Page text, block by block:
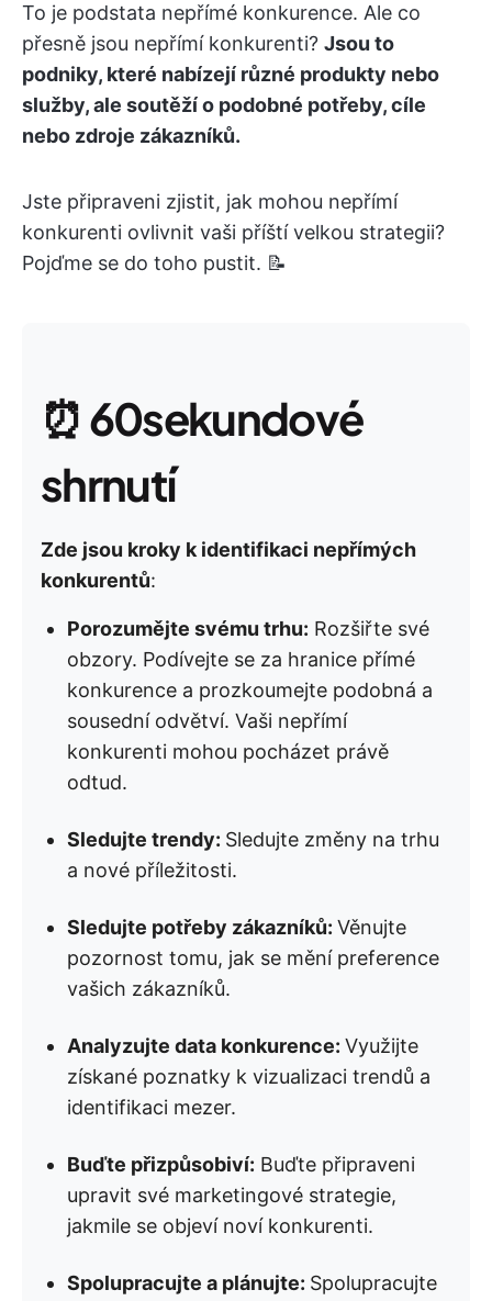
To je podstata nepřímé konkurence. Ale co
přesně jsou nepřímí konkurenti? Jsou to
podniky, které nabízejí různé produkty nebo
služby, ale soutěží o podobné potřeby, cíle
nebo zdroje zákazníků.
Jste připraveni zjistit, jak mohou nepřímí
konkurenti ovlivnit vaši příští velkou strategii?
Pojďme se do toho pustit. 📝
⏰60sekundové
shrnutí
Zde jsou kroky k identifikaci nepřímých
konkurentů:
Porozumějte svému trhu: Rozšiřte své
obzory. Podívejte se za hranice přímé
konkurence a prozkoumejte podobná a
sousední odvětví. Vaši nepřímí
konkurenti mohou pocházet právě
odtud.
Sledujte trendy: Sledujte změny na trhu
a nové příležitosti.
Sledujte potřeby zákazníků: Věnujte
pozornost tomu, jak se mění preference
vašich zákazníků.
Analyzujte data konkurence: Využijte
získané poznatky k vizualizaci trendů a
identifikaci mezer.
Buďte přizpůsobiví: Buďte připraveni
upravit své marketingové strategie,
jakmile se objeví noví konkurenti.
Spolupracujte a plánujte: Spolupracujte